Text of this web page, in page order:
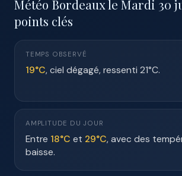
Météo Bordeaux le Mardi 30
points clés
TEMPS OBSERVÉ
19°C, ciel dégagé, ressenti 21°C.
AMPLITUDE DU JOUR
Entre 18°C et 29°C, avec des
baisse.